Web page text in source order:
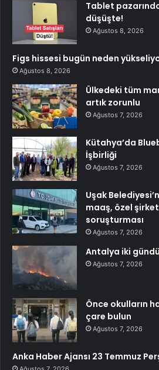
Tablet
düşüşte!
Ağustos 8, 2026
Figs hissesi bugün neden
Ağustos 8, 2026
Ülkedeki tüm
artık zorunlu
Ağustos 7, 2026
Kütahya’da
İşbirliği
Ağustos 7, 2026
Uşak
maaş, özel
soruşturması
Ağustos 7, 2026
Antalya iki
Ağustos 7, 2026
Önce okulların
çare bulun
Ağustos 7, 2026
Anka Haber Ajansı 23 Temmuz